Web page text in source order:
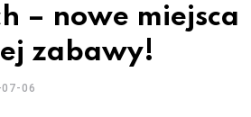
– nowe miejsca
zabawy!
06